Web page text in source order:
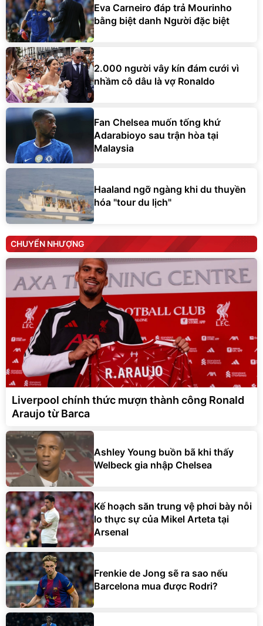
Eva Carneiro đáp trả Mourinho
bằng biệt danh Người đặc biệt
2.000 người vây kín đám cưới vì
nhầm cô dâu là vợ Ronaldo
Fan Chelsea muốn tống khứ
Adarabioyo sau trận hòa tại
Malaysia
Haaland ngỡ ngàng khi du thuyền
hóa "tour du lịch"
CHUYỂN NHƯỢNG
Liverpool chính thức mượn thành công Ronald
Araujo từ Barca
Ashley Young buồn bã khi thấy
Welbeck gia nhập Chelsea
Kế hoạch săn trung vệ phơi bày nỗi
lo thực sự của Mikel Arteta tại
Arsenal
Frenkie de Jong sẽ ra sao nếu
Barcelona mua được Rodri?